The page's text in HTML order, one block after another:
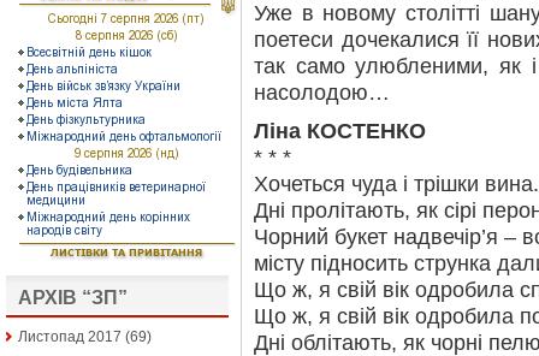
АРХІВ “ЗП”
Листопад 2017 (69)
Уже в новому столітті
поетеси дочекалися її
так само улюбленими, як
насолодою…
Ліна КОСТЕНКО
* * *
Хочеться чуда і трішки вина.
Дні пролітають, як сірі
Чорний букет надвечір’я –
місту підносить струнка
Що ж, я свій вік одробила
Що ж, я свій вік одробила
Дні облітають, як чорні